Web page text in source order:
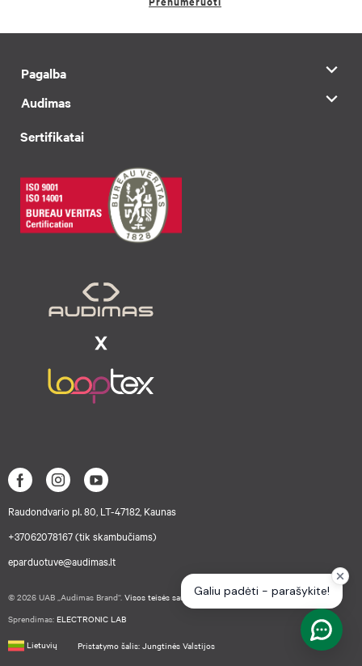
Pagalba
Audimas
Sertifikatai
Raudondvario pl. 80, LT-47182, Kaunas
+37062078167 (tik skambučiams)
eparduotuve@audimas.lt
© 2026 UAB „Audimas Brand“. Visos teisės saugomos.
Sprendimas: ELECTRONIC LAB
Lietuvių Pristatymo šalis: Jungtinės Valstijos